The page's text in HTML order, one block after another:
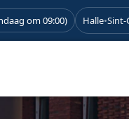
om 09:00) Halle•Sint-